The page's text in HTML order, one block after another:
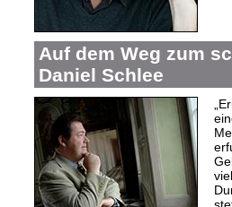
Auf dem Weg zum
Daniel Schlee